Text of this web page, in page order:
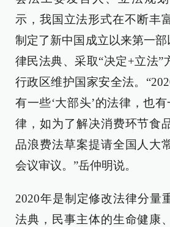
示，我国立法形式在不断丰
制定了新中国成立以来第一部
律民法典、采取“决定+立法”
行政区维护国家安全法。
有一些‘大部头’的法律，也有
律，如为了解决消费环节食
品浪费法草案提请全国人大
会议审议。”岳仲明说。
2020年是制定修改法律分量
法典，民事主体的生命健康